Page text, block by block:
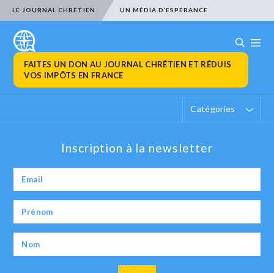
LE JOURNAL CHRÉTIEN UN MÉDIA D’ESPÉRANCE
FAITES UN DON AU JOURNAL CHRÉTIEN ET RÉDUIS
VOS IMPÔTS EN FRANCE
Catégories
Inscription à la newsletter